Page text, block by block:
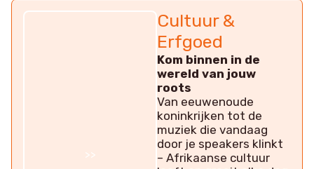
Cultuur &
Erfgoed
Kom binnen in de
wereld van jouw
roots
Van eeuwenoude
koninkrijken tot de
muziek die vandaag
door je speakers klinkt
– Afrikaanse cultuur
>>